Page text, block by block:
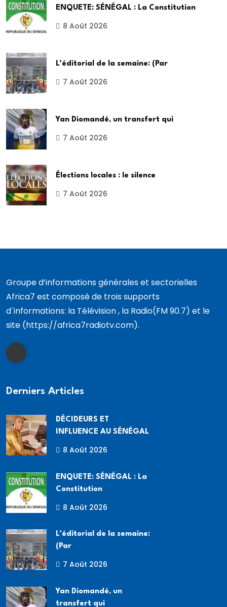
ENQUETE: SÉNÉGAL : La Constitution
8 Août 2026
L’éditorial de la semaine: (Par
7 Août 2026
Yan Diomandé, un transfert qui
7 Août 2026
Élections locales : le silence
7 Août 2026
Groupe d’informations générales et sectorielles
Africa7 est composé de trois supports
d`informations: la Télévision , la Radio(FM 90.7) et le
site (https://africa7radiotv.com).
Derniers Articles
DÉCIDEURS ET
INFLUENCE AU SÉNÉGAL
8 Août 2026
ENQUETE: SÉNÉGAL : La
Constitution
8 Août 2026
L’éditorial de la semaine:
(Par
7 Août 2026
Yan Diomandé, un
transfert qui